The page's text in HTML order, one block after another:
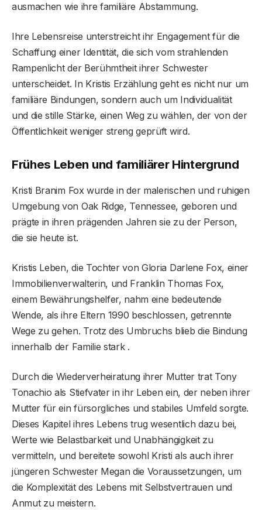
ausmachen wie ihre familiäre Abstammung.
Ihre Lebensreise unterstreicht ihr Engagement für die
Schaffung einer Identität, die sich vom strahlenden
Rampenlicht der Berühmtheit ihrer Schwester
unterscheidet. In Kristis Erzählung geht es nicht nur um
familiäre Bindungen, sondern auch um Individualität
und die stille Stärke, einen Weg zu wählen, der von der
Öffentlichkeit weniger streng geprüft wird.
Frühes Leben und familiärer Hintergrund
Kristi Branim Fox wurde in der malerischen und ruhigen
Umgebung von Oak Ridge, Tennessee, geboren und
prägte in ihren prägenden Jahren sie zu der Person,
die sie heute ist.
Kristis Leben, die Tochter von Gloria Darlene Fox, einer
Immobilienverwalterin, und Franklin Thomas Fox,
einem Bewährungshelfer, nahm eine bedeutende
Wende, als ihre Eltern 1990 beschlossen, getrennte
Wege zu gehen. Trotz des Umbruchs blieb die Bindung
innerhalb der Familie stark .
Durch die Wiederverheiratung ihrer Mutter trat Tony
Tonachio als Stiefvater in ihr Leben ein, der neben ihrer
Mutter für ein fürsorgliches und stabiles Umfeld sorgte.
Dieses Kapitel ihres Lebens trug wesentlich dazu bei,
Werte wie Belastbarkeit und Unabhängigkeit zu
vermitteln, und bereitete sowohl Kristi als auch ihrer
jüngeren Schwester Megan die Voraussetzungen, um
die Komplexität des Lebens mit Selbstvertrauen und
Anmut zu meistern.